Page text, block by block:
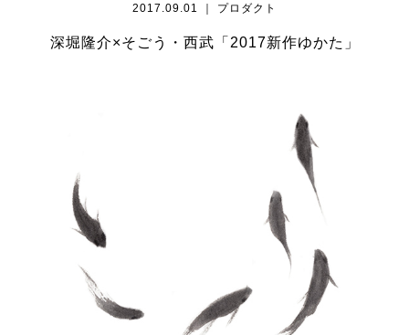
2017.09.01 ｜ プロダクト
深堀隆介×そごう・西武「2017新作ゆかた」